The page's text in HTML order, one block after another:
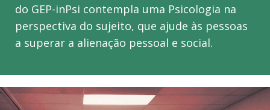
do GEP-inPsi contempla uma Psicologia na
perspectiva do sujeito, que ajude às pessoas
a superar a alienação pessoal e social.